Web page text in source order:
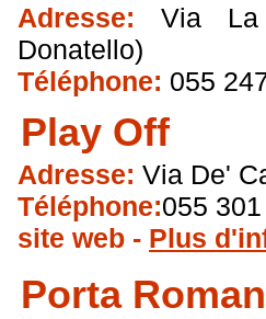
Adresse: Via La
Donatello)
Téléphone: 055
Play Off
Adresse: Via De'
Téléphone:055
site web - Plus
Porta